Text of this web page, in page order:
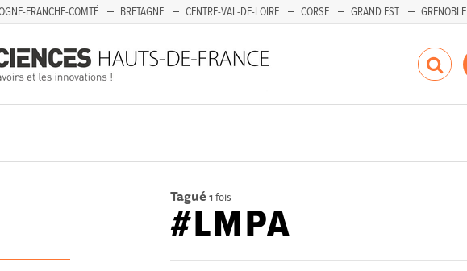
FRANCHE-COMTÉ BRETAGNE CENTRE-VAL-DE-LOIRE CORSE GRAND EST GRENOBLE
Tagué 1 fois
#LMPA